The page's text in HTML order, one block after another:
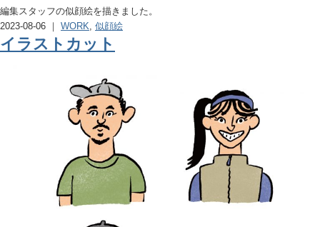
編集スタッフの似顔絵を描きました。
2023-08-06 ｜ WORK, 似顔絵
イラストカット